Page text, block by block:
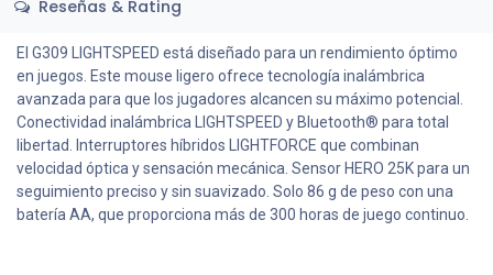
Reseñas & Rating
El G309 LIGHTSPEED está diseñado para un rendimiento óptimo
en juegos. Este mouse ligero ofrece tecnología inalámbrica
avanzada para que los jugadores alcancen su máximo potencial.
Conectividad inalámbrica LIGHTSPEED y Bluetooth® para total
libertad. Interruptores híbridos LIGHTFORCE que combinan
velocidad óptica y sensación mecánica. Sensor HERO 25K para un
seguimiento preciso y sin suavizado. Solo 86 g de peso con una
batería AA, que proporciona más de 300 horas de juego continuo.